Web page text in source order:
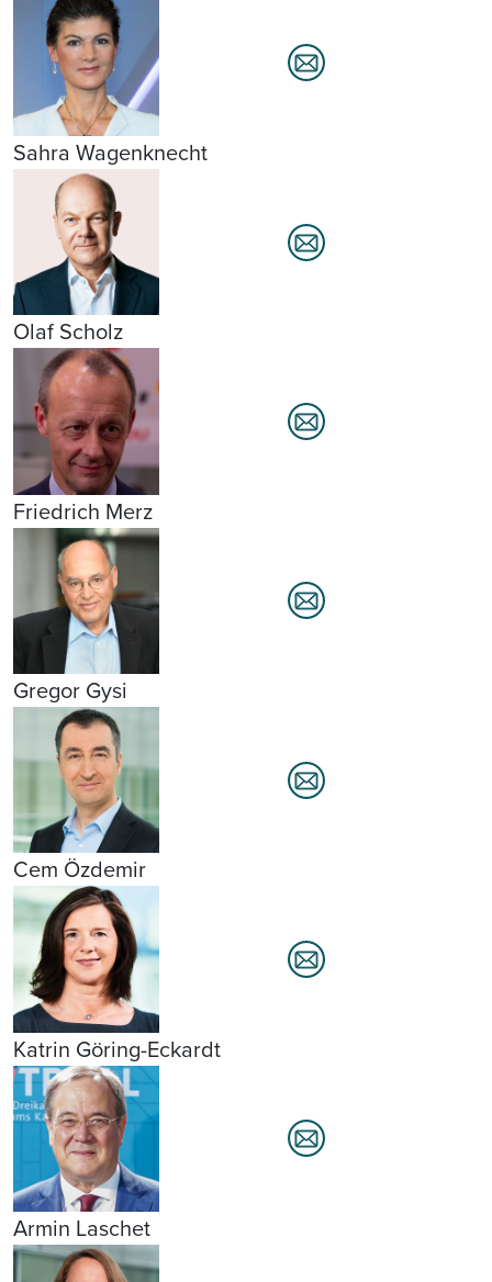
Sahra Wagenknecht
Olaf Scholz
Friedrich Merz
Gregor Gysi
Cem Özdemir
Katrin Göring-Eckardt
Armin Laschet